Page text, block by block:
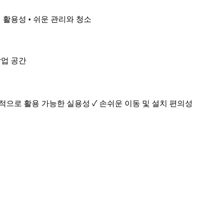
용성 • 쉬운 관리와 청소
공간
로 활용 가능한 실용성 ✓ 손쉬운 이동 및 설치 편의성